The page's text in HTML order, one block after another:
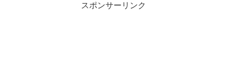
スポンサーリンク